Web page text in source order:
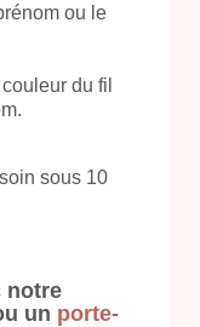
ou le
du fil
sous 10
notre
un porte-